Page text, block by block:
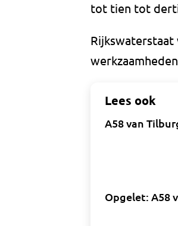
tot tien tot
Lees ook
A58 van
Opgelet: A58